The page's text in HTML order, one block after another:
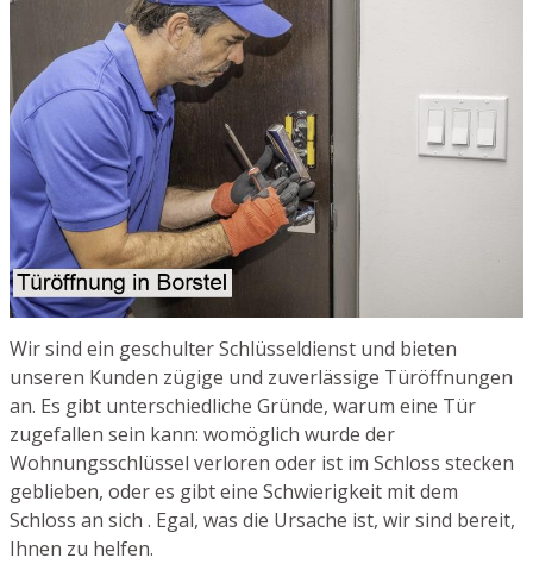
Wir sind ein geschulter Schlüsseldienst und bieten
unseren Kunden zügige und zuverlässige Türöffnungen
an. Es gibt unterschiedliche Gründe, warum eine Tür
zugefallen sein kann: womöglich wurde der
Wohnungsschlüssel verloren oder ist im Schloss stecken
geblieben, oder es gibt eine Schwierigkeit mit dem
Schloss an sich . Egal, was die Ursache ist, wir sind bereit,
Ihnen zu helfen.